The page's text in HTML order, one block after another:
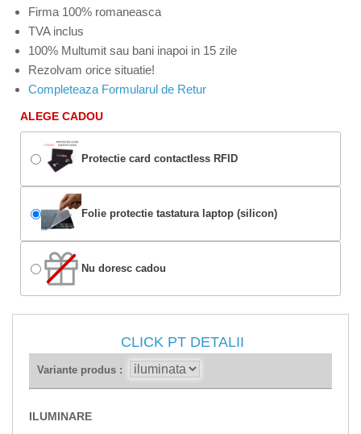
Firma 100% romaneasca
TVA inclus
100% Multumit sau bani inapoi in 15 zile
Rezolvam orice situatie!
Completeaza Formularul de Retur
ALEGE CADOU
Protectie card contactless RFID
Folie protectie tastatura laptop (silicon)
Nu doresc cadou
CLICK PT DETALII
Variante produs :
ILUMINARE